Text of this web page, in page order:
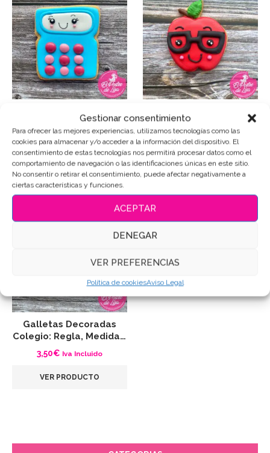
Gestionar consentimiento
Para ofrecer las mejores experiencias, utilizamos tecnologías como las
cookies para almacenar y/o acceder a la información del dispositivo. El
consentimiento de estas tecnologías nos permitirá procesar datos como el
comportamiento de navegación o las identificaciones únicas en este sitio.
No consentir o retirar el consentimiento, puede afectar negativamente a
ciertas características y funciones.
ACEPTAR
DENEGAR
VER PREFERENCIAS
Política de cookiesAviso Legal
Colegio: Calculadora,
Cuenta…
3,50€ Iva Incluido
VER PRODUCTO
Colegio: Manzana,
Dulce…
3,50€ Iva Incluido
VER PRODUCTO
Galletas Decoradas
Colegio: Regla, Medida…
3,50€ Iva Incluido
VER PRODUCTO